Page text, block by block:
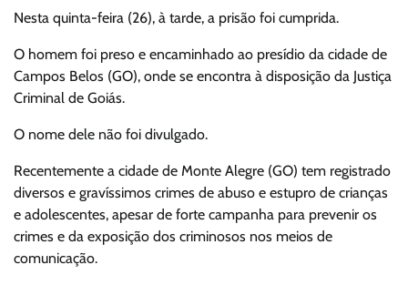
Nesta quinta-feira (26), à tarde, a prisão foi cumprida.
O homem foi preso e encaminhado ao presídio da cidade de
Campos Belos (GO), onde se encontra à disposição da Justiça
Criminal de Goiás.
O nome dele não foi divulgado.
Recentemente a cidade de Monte Alegre (GO) tem registrado
diversos e gravíssimos crimes de abuso e estupro de crianças
e adolescentes, apesar de forte campanha para prevenir os
crimes e da exposição dos criminosos nos meios de
comunicação.